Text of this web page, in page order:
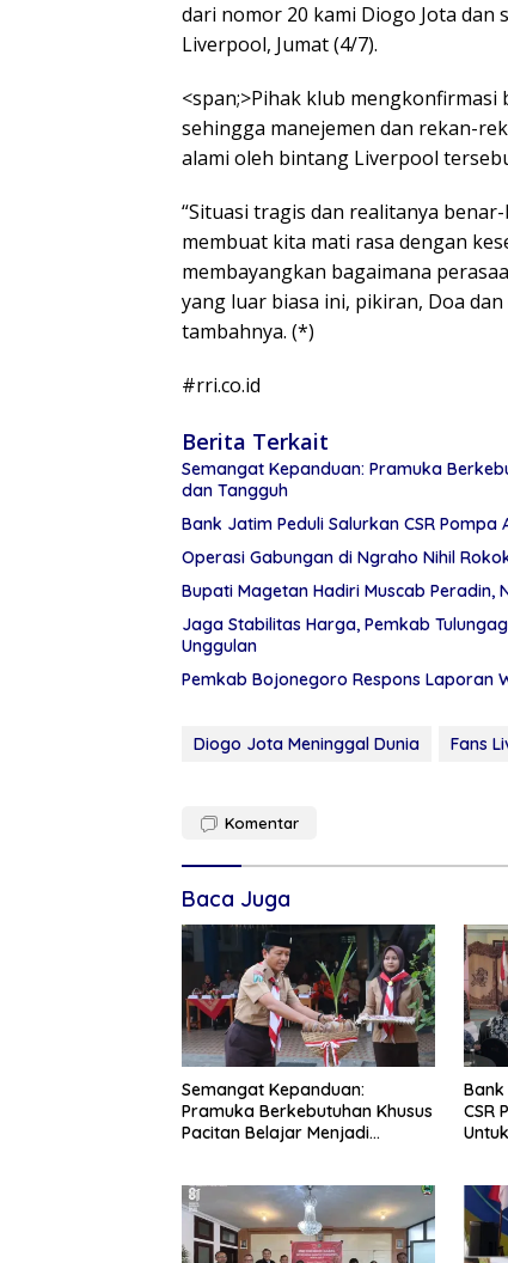
dari nomor 20 kami Diogo Jota dan
Liverpool, Jumat (4/7).
<span;>Pihak klub
sehingga manejemen dan rekan-
alami oleh bintang Liverpool
“Situasi tragis dan realitanya
membuat kita mati rasa dengan
membayangkan bagaimana
yang luar biasa ini, pikiran, Doa
tambahnya. (*)
#rri.co.id
Berita Terkait
Semangat Kepanduan: Pramuka
dan Tangguh
Bank Jatim Peduli Salurkan CSR
Operasi Gabungan di Ngraho Nihil
Bupati Magetan Hadiri Muscab Peradin,
Jaga Stabilitas Harga, Pemkab
Unggulan
Pemkab Bojonegoro Respons Laporan
Diogo Jota Meninggal Dunia Fans
Komentar
Baca Juga
Semangat Kepanduan:
Pramuka Berkebutuhan Khusus
Pacitan Belajar Menjadi
CSR